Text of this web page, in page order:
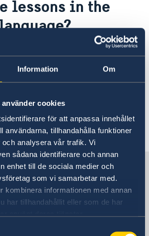
Information Om
cookies
för att anpassa innehållet
användarna, tillhandahålla funktioner
analysera vår trafik. Vi
sådana identifierare och annan
enhet till de sociala medier och
som vi samarbetar med.
kombinera informationen med annan
har tillhandahållit eller som de har
fees
in relation to Procurement
lessons in the
offers a free Swedish
courses/1
2017, 3.13 PM